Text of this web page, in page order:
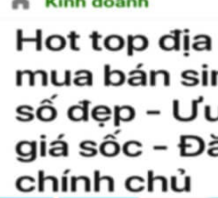
động, cung cấp các dịch vụ GSM, 3G,
vực khác, Vinaphone là tên thương
ngày 26/6/1996.
Trong năm 2018 nhà mạng này
mạng di động lớn thứ 2 Việt Nam với
Viettel (60%) và đứng trên Mobifone
Sau ngày 15/9/2018 thì nhà mạng
đầu số gồm 091, 094, 088, 081, 082;
đã bao gồm các đầu số được chuyển